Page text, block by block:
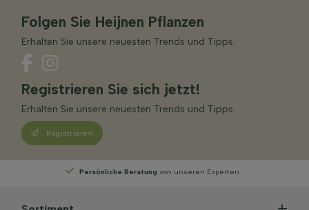
Folgen Sie Heijnen Pflanzen
Erhalten Sie unsere neuesten Trends und Tipps.
Registrieren Sie sich jetzt!
Erhalten Sie unsere neuesten Trends und Tipps.
Registrieren
Persönliche Beratungvon unseren Experten